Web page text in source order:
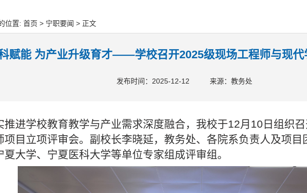
位置: 首页 > 宁职要闻 > 正文
赋能 为产业升级育才——学校召开2025级现场工程师与现代
发布时间：2025-12-12 来源：教务处
推进学校教育教学与产业需求深度融合，我校于12月10日组织
项目立项评审会。副校长李晓延，教务处、各院系负责人及项目
夏大学、宁夏医科大学等单位专家组成评审组。